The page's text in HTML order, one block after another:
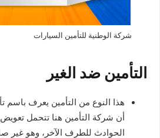
شركة الوطنية للتأمين السيارات
التأمين ضد الغير
هذا النوع من التأمين يعرف
أن شركة التأمين هنا تتحمل
الحوادث للطرف الآخر، وهو غير